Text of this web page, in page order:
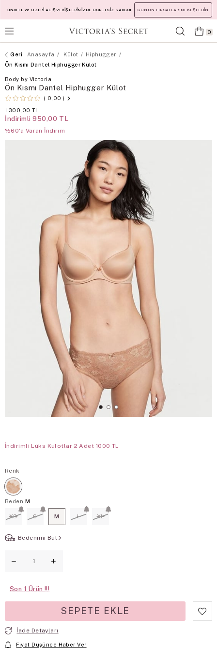
3500 TL ve ÜZERİ ALIŞVERİŞLERİNİZDE ÜCRETSİZ KARGO! GÜNÜN FIRSATLARINI KEŞFEDİN
0
Anasayfa Külot
Hiphugger
Ön Kısmı Dantel Hiphugger Külot
Body by Victoria
Ön Kısmı Dantel Hiphugger Külot
0,00
1.300,00 TL
İndirimli 950,00 TL
%60'a Varan İndirim
İndirimli Lüks Kulotlar 2 Adet 1000 TL
Renk
Beden M
XS S M L XL
Bedenimi Bul
Son 1
İade Detayları
Fiyat Düşünce Haber Ver